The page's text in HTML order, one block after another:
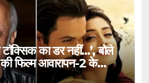
का डर नहीं…’, बोले
की फिल्म आवारापन-2 के
भट्ट – Mukesh